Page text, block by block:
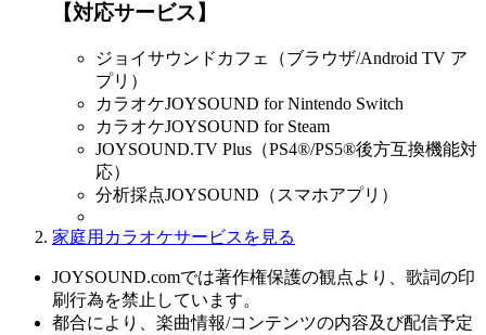
【対応サービス】
ジョイサウンドカフェ（ブラウザ/Android TV ア
プリ）
カラオケJOYSOUND for Nintendo Switch
カラオケJOYSOUND for Steam
JOYSOUND.TV Plus（PS4®/PS5®後方互換機能対
応）
分析採点JOYSOUND（スマホアプリ）
家庭用カラオケサービスを見る
JOYSOUND.comでは著作権保護の観点より、歌詞の印
刷行為を禁止しています。
都合により、楽曲情報/コンテンツの内容及び配信予定